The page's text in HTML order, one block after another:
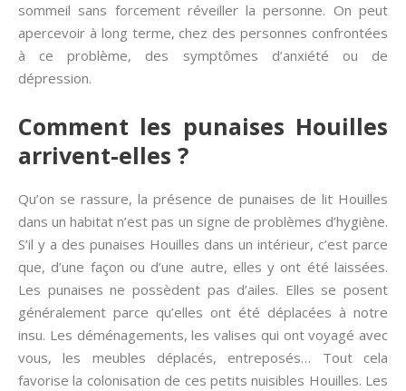
sommeil sans forcement réveiller la personne. On peut
apercevoir à long terme, chez des personnes confrontées
à ce problème, des symptômes d’anxiété ou de
dépression.
Comment les punaises Houilles
arrivent-elles ?
Qu’on se rassure, la présence de punaises de lit Houilles
dans un habitat n’est pas un signe de problèmes d’hygiène.
S’il y a des punaises Houilles dans un intérieur, c’est parce
que, d’une façon ou d’une autre, elles y ont été laissées.
Les punaises ne possèdent pas d’ailes. Elles se posent
généralement parce qu’elles ont été déplacées à notre
insu. Les déménagements, les valises qui ont voyagé avec
vous, les meubles déplacés, entreposés… Tout cela
favorise la colonisation de ces petits nuisibles Houilles. Les